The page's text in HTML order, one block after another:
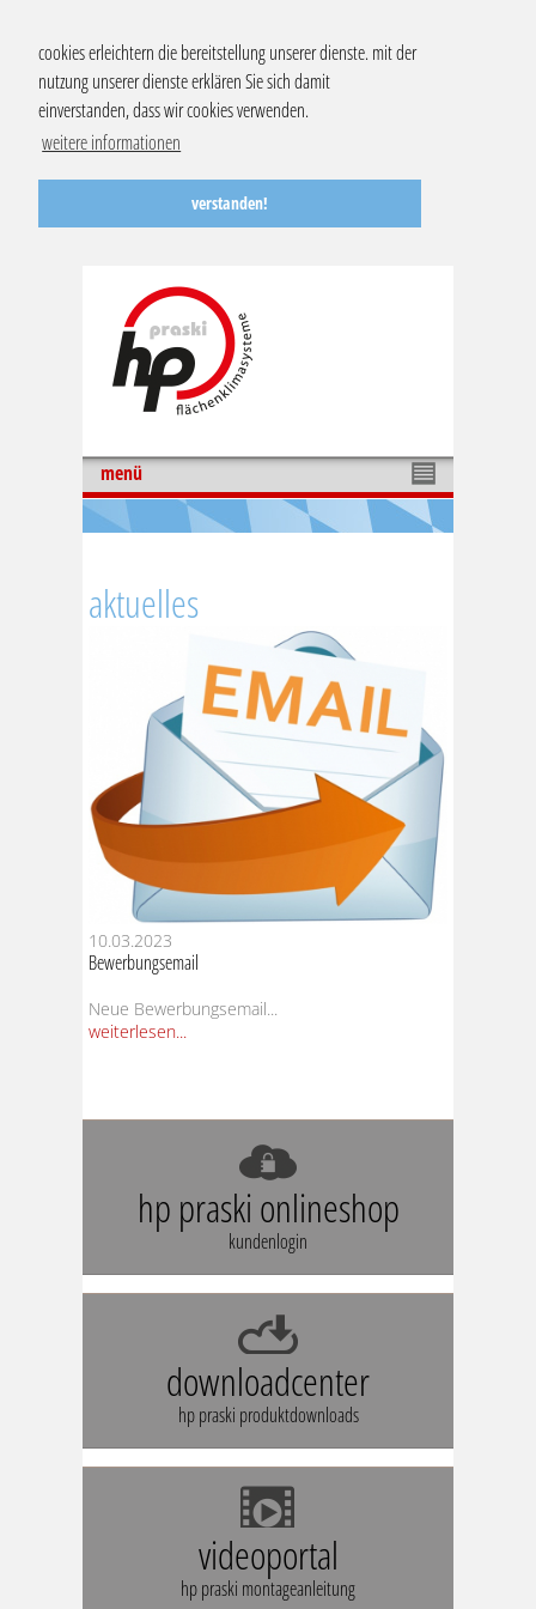
cookies erleichtern die bereitstellung unserer dienste. mit der
nutzung unserer dienste erklären Sie sich damit
einverstanden, dass wir cookies verwenden.
weitere informationen
verstanden!
menü
aktuelles
10.03.2023
Bewerbungsemail
Neue Bewerbungsemail...
weiterlesen...
hp praski onlineshop
kundenlogin
downloadcenter
hp praski produktdownloads
videoportal
hp praski montageanleitung